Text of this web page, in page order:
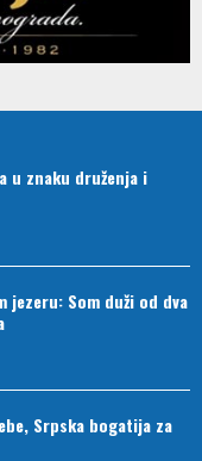
u znaku druženja i
jezeru: Som duži od dva
Srpska bogatija za